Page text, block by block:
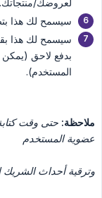
لعروضك/منتجاتك.
سيسمح لك هذا
سيسمح لك هذا
بدفع لاحق (يمكن
المستخدم).
ملاحظة:
عضوية المستخدم
وترقية أحداث الشريك